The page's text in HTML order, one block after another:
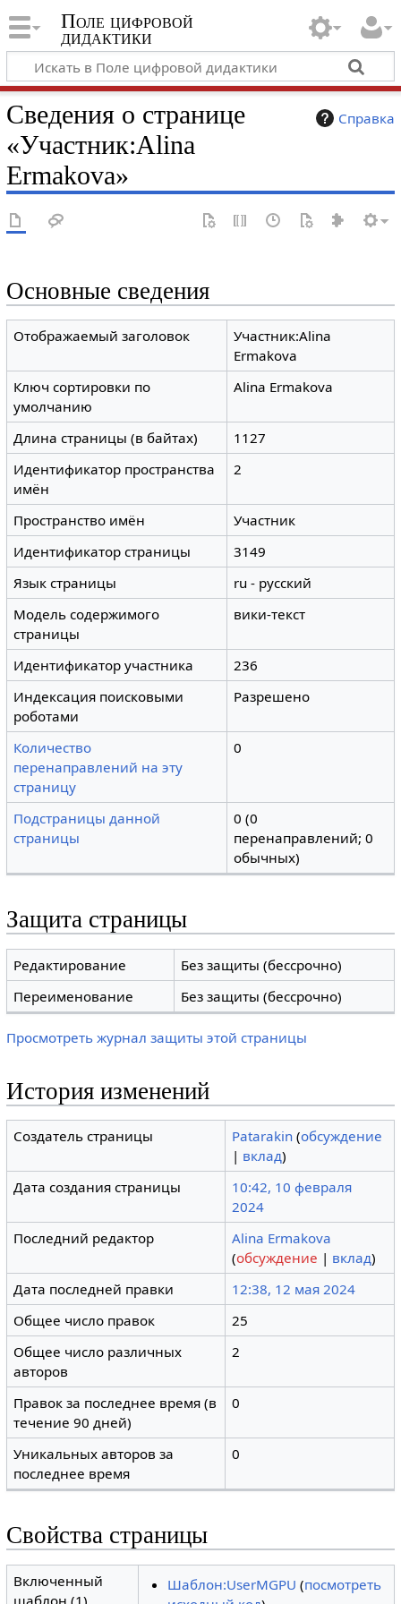
Поле цифровой
дидактики
Справка
Сведения о странице
«Участник:Alina
Ermakova»
Основные сведения
Отображаемый заголовок
Участник:Alina
Ermakova
Ключ сортировки по
умолчанию
Alina Ermakova
Длина страницы (в байтах)
1127
Идентификатор пространства
имён
2
Пространство имён
Участник
Идентификатор страницы
3149
Язык страницы
ru - русский
Модель содержимого
страницы
вики-текст
Идентификатор участника
236
Индексация поисковыми
роботами
Разрешено
Количество
перенаправлений на эту
страницу
0
Подстраницы данной
страницы
0 (0
перенаправлений; 0
обычных)
Защита страницы
Редактирование
Без защиты (бессрочно)
Переименование
Без защиты (бессрочно)
Просмотреть журнал защиты этой страницы
История изменений
Создатель страницы Patarakin (обсуждение
| вклад)
Дата создания страницы
10:42, 10 февраля
2024
Последний редактор
Alina Ermakova
(обсуждение | вклад)
Дата последней правки
12:38, 12 мая 2024
Общее число правок
25
Общее число различных
авторов
2
Правок за последнее время (в
течение 90 дней)
0
Уникальных авторов за
последнее время
0
Свойства страницы
Включенный
шаблон (1)
Шаблон:UserMGPU (посмотреть